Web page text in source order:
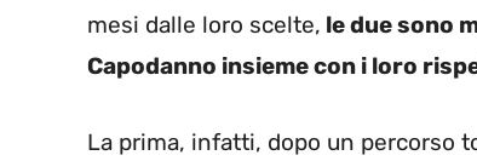
mesi dalle loro scelte, le due sono
Capodanno insieme con i loro
La prima, infatti, dopo un percorso